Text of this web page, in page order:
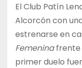
El Club Patín
Alcorcón con
estrenarse en
Femeninafrente
primer duelo